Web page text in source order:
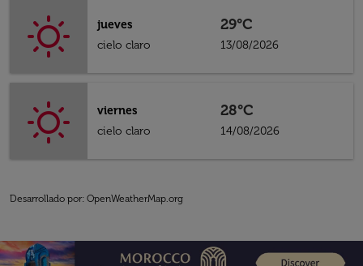
jueves
cielo claro
29°C
13/08/2026
viernes
cielo claro
28°C
14/08/2026
Desarrollado por: OpenWeatherMap.org